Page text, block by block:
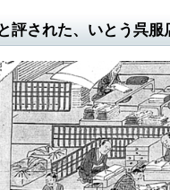
評された、いとう呉